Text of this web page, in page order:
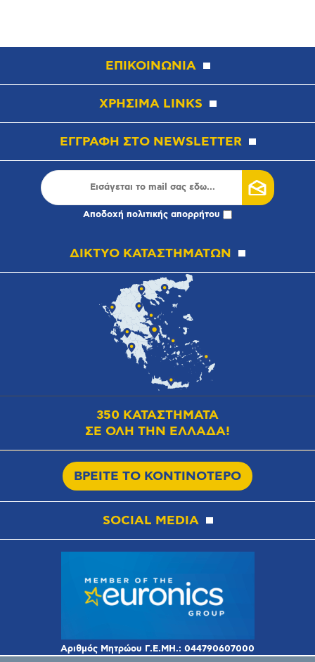
ΕΠΙΚΟΙΝΩΝΙΑ
ΧΡΗΣΙΜΑ LINKS
ΕΓΓΡΑΦΗ ΣΤΟ NEWSLETTER
Αποδοχή πολιτικής απορρήτου
ΔΙΚΤΥΟ ΚΑΤΑΣΤΗΜΑΤΩΝ
350 ΚΑΤΑΣΤΗΜΑΤΑ
ΣΕ ΟΛΗ ΤΗΝ ΕΛΛΑΔΑ!
ΒΡΕΙΤΕ ΤΟ ΚΟΝΤΙΝΟΤΕΡΟ
SOCIAL MEDIA